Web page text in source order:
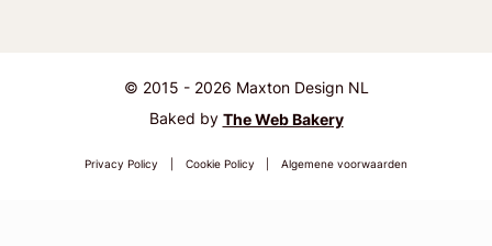
© 2015 - 2026 Maxton Design NL
Baked by The Web Bakery
Privacy Policy Cookie Policy Algemene voorwaarden